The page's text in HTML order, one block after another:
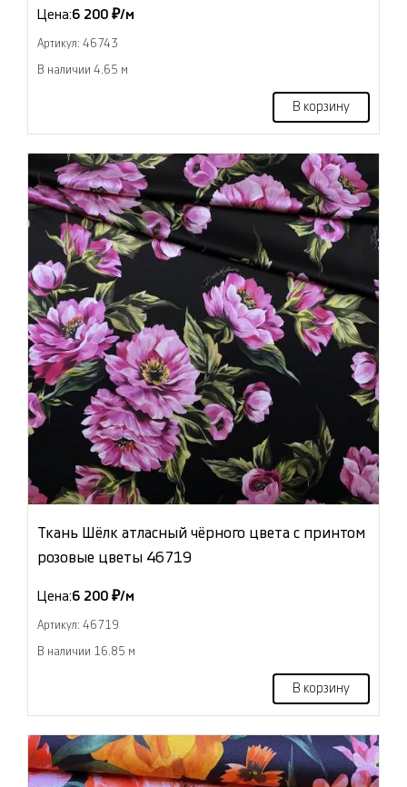
Цена:6 200 ₽/м
Артикул: 46743
В наличии 4.65 м
В корзину
Ткань Шёлк атласный чёрного цвета с принтом
розовые цветы 46719
Цена:6 200 ₽/м
Артикул: 46719
В наличии 16.85 м
В корзину